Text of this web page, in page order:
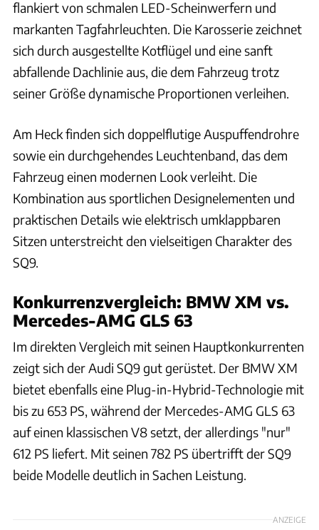
flankiert von schmalen LED-Scheinwerfern und
markanten Tagfahrleuchten. Die Karosserie zeichnet
sich durch ausgestellte Kotflügel und eine sanft
abfallende Dachlinie aus, die dem Fahrzeug trotz
seiner Größe dynamische Proportionen verleihen.
Am Heck finden sich doppelflutige Auspuffendrohre
sowie ein durchgehendes Leuchtenband, das dem
Fahrzeug einen modernen Look verleiht. Die
Kombination aus sportlichen Designelementen und
praktischen Details wie elektrisch umklappbaren
Sitzen unterstreicht den vielseitigen Charakter des
SQ9.
Konkurrenzvergleich: BMW XM vs.
Mercedes-AMG GLS 63
Im direkten Vergleich mit seinen Hauptkonkurrenten
zeigt sich der Audi SQ9 gut gerüstet. Der BMW XM
bietet ebenfalls eine Plug-in-Hybrid-Technologie mit
bis zu 653 PS, während der Mercedes-AMG GLS 63
auf einen klassischen V8 setzt, der allerdings "nur"
612 PS liefert. Mit seinen 782 PS übertrifft der SQ9
beide Modelle deutlich in Sachen Leistung.
ANZEIGE